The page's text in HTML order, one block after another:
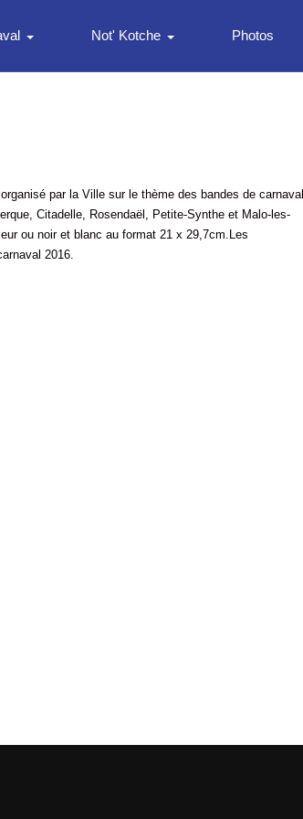
Not' Kotche Photos
par la Ville sur le thème des bandes de carnaval
Citadelle, Rosendaël, Petite-Synthe et Malo-les-
ou noir et blanc au format 21 x 29,7cm.Les
2016.